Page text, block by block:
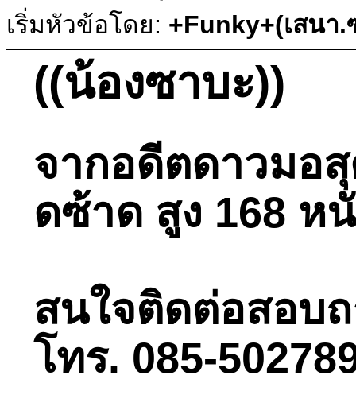
เริ่มหัวข้อโดย: +Funky+(เสนา
((น้องซาบะ))
จากอดีตดาวมอ
ดซ้าด สูง 168 ห
สนใจติดต่อสอบ
โทร. 085-